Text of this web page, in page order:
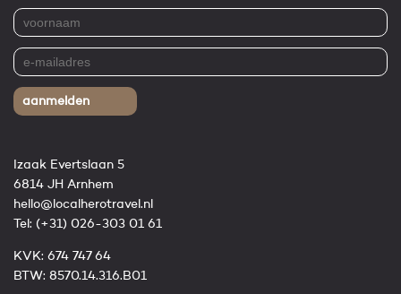
aanmelden
Izaak Evertslaan 5
6814 JH Arnhem
hello@localherotravel.nl
Tel: (+31) 026-303 01 61
KVK: 674 747 64
BTW: 8570.14.316.B01